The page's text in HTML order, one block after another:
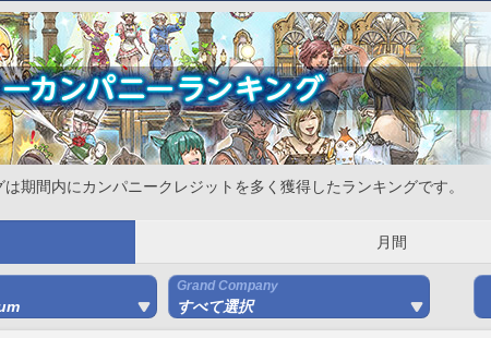
期間内にカンパニークレジットを多く獲得したランキングです。
月間
Grand Company
すべて選択